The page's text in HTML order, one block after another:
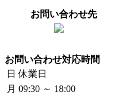
お問い合わせ先
お問い合わせ対応時間
日 休業日
月 09:30 ～ 18:00